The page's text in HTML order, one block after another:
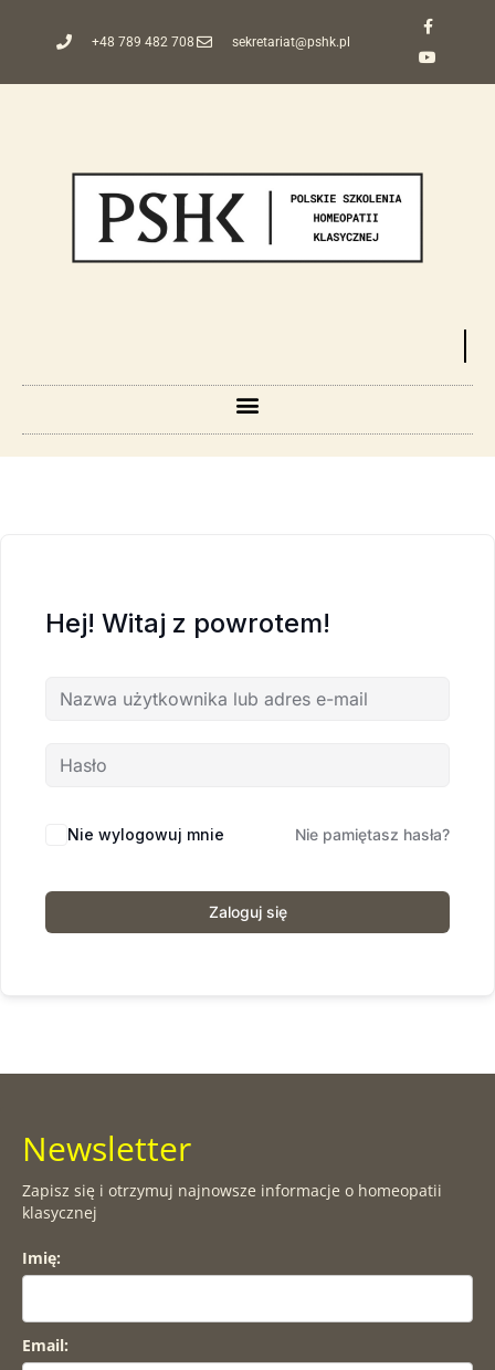
+48 789 482 708 sekretariat@pshk.pl
Hej! Witaj z powrotem!
Nie wylogowuj mnie Nie pamiętasz hasła?
Zaloguj się
Newsletter
Zapisz się i otrzymuj najnowsze informacje o homeopatii
klasycznej
Imię:
Email: